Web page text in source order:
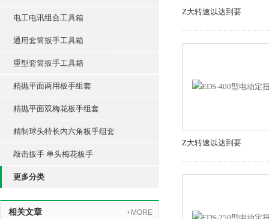
电工电讯组合工具箱
通用套筒扳手工具箱
重型套筒扳手工具箱
精抛平面两用板手组套
精抛平面双梅花板手组套
精制球头特长内六角板手组套
敲击扳手 单头梅花板手
更多分类
相关文章 +MORE
Z大转速以达到要
Z大转速以达到要